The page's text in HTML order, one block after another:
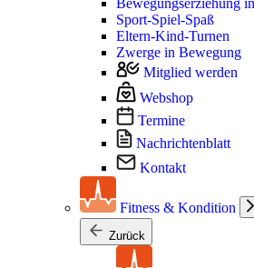
Bewegungserziehung
Sport-Spiel-Spaß
Eltern-Kind-Turnen
Zwerge in Bewegung
Mitglied werden
Webshop
Termine
Nachrichtenblatt
Kontakt
Fitness & Kondition
Zurück